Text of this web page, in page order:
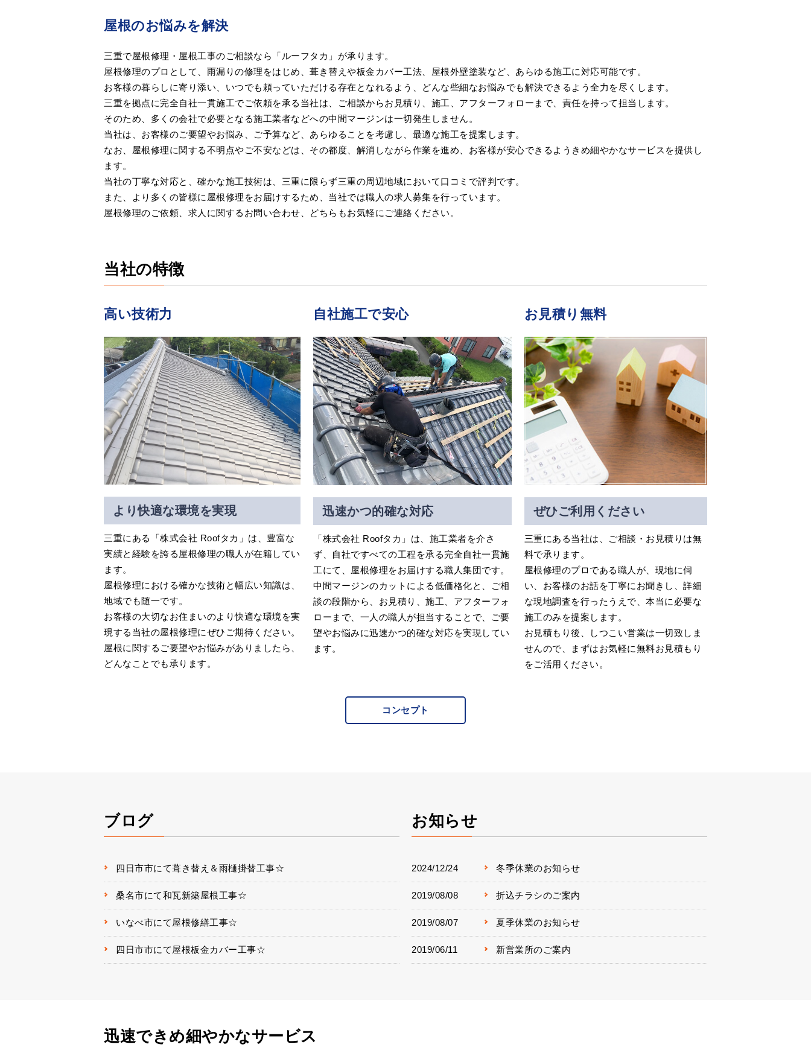
屋根のお悩みを解決
三重で屋根修理・屋根工事のご相談なら「ルーフタカ」が承ります。
屋根修理のプロとして、雨漏りの修理をはじめ、葺き替えや板金カバー工法、屋根外壁塗装など、あらゆる施工に対応可能です。
お客様の暮らしに寄り添い、いつでも頼っていただける存在となれるよう、どんな些細なお悩みでも解決できるよう全力を尽くします。
三重を拠点に完全自社一貫施工でご依頼を承る当社は、ご相談からお見積り、施工、アフターフォローまで、責任を持って担当します。
そのため、多くの会社で必要となる施工業者などへの中間マージンは一切発生しません。
当社は、お客様のご要望やお悩み、ご予算など、あらゆることを考慮し、最適な施工を提案します。
なお、屋根修理に関する不明点やご不安などは、その都度、解消しながら作業を進め、お客様が安心できるようきめ細やかなサービスを提供し
ます。
当社の丁寧な対応と、確かな施工技術は、三重に限らず三重の周辺地域において口コミで評判です。
また、より多くの皆様に屋根修理をお届けするため、当社では職人の求人募集を行っています。
屋根修理のご依頼、求人に関するお問い合わせ、どちらもお気軽にご連絡ください。
当社の特徴
高い技術力
より快適な環境を実現
三重にある「株式会社 Roofタカ」は、豊富な
実績と経験を誇る屋根修理の職人が在籍してい
ます。
屋根修理における確かな技術と幅広い知識は、
地域でも随一です。
お客様の大切なお住まいのより快適な環境を実
現する当社の屋根修理にぜひご期待ください。
屋根に関するご要望やお悩みがありましたら、
どんなことでも承ります。
自社施工で安心
迅速かつ的確な対応
「株式会社 Roofタカ」は、施工業者を介さ
ず、自社ですべての工程を承る完全自社一貫施
工にて、屋根修理をお届けする職人集団です。
中間マージンのカットによる低価格化と、ご相
談の段階から、お見積り、施工、アフターフォ
ローまで、一人の職人が担当することで、ご要
望やお悩みに迅速かつ的確な対応を実現してい
ます。
お見積り無料
ぜひご利用ください
三重にある当社は、ご相談・お見積りは無
料で承ります。
屋根修理のプロである職人が、現地に伺
い、お客様のお話を丁寧にお聞きし、詳細
な現地調査を行ったうえで、本当に必要な
施工のみを提案します。
お見積もり後、しつこい営業は一切致しま
せんので、まずはお気軽に無料お見積もり
をご活用ください。
コンセプト
ブログ
四日市市にて葺き替え＆雨樋掛替工事☆
桑名市にて和瓦新築屋根工事☆
いなべ市にて屋根修繕工事☆
四日市市にて屋根板金カバー工事☆
お知らせ
冬季休業のお知らせ
2024/12/24
折込チラシのご案内
2019/08/08
夏季休業のお知らせ
2019/08/07
新営業所のご案内
2019/06/11
迅速できめ細やかなサービス